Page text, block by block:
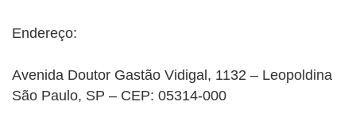
Endereço:
Avenida Doutor Gastão Vidigal, 1132 – Leopoldina
São Paulo, SP – CEP: 05314-000